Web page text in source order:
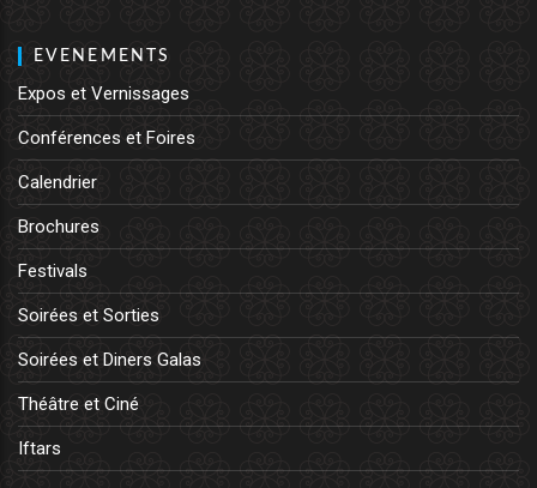
EVENEMENTS
Expos et Vernissages
Conférences et Foires
Calendrier
Brochures
Festivals
Soirées et Sorties
Soirées et Diners Galas
Théâtre et Ciné
Iftars